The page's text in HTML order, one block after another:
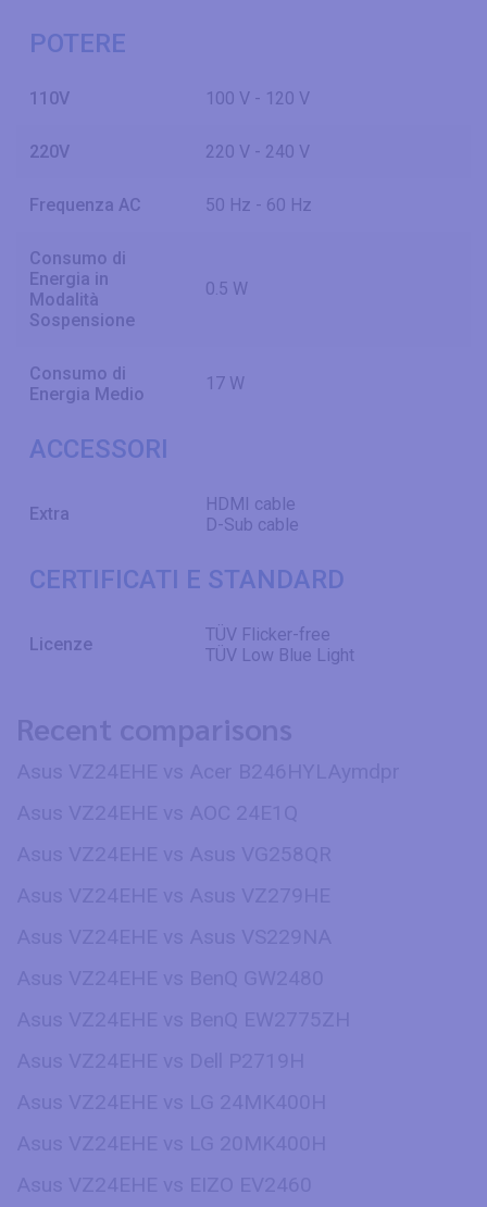
POTERE
110V 100 V - 120 V
220V 220 V - 240 V
Frequenza AC 50 Hz - 60 Hz
Consumo di
Energia in
Modalità
Sospensione
0.5 W
Consumo di
Energia Medio
17 W
ACCESSORI
Extra
HDMI cable
D-Sub cable
CERTIFICATI E STANDARD
Licenze
TÜV Flicker-free
TÜV Low Blue Light
Recent comparisons